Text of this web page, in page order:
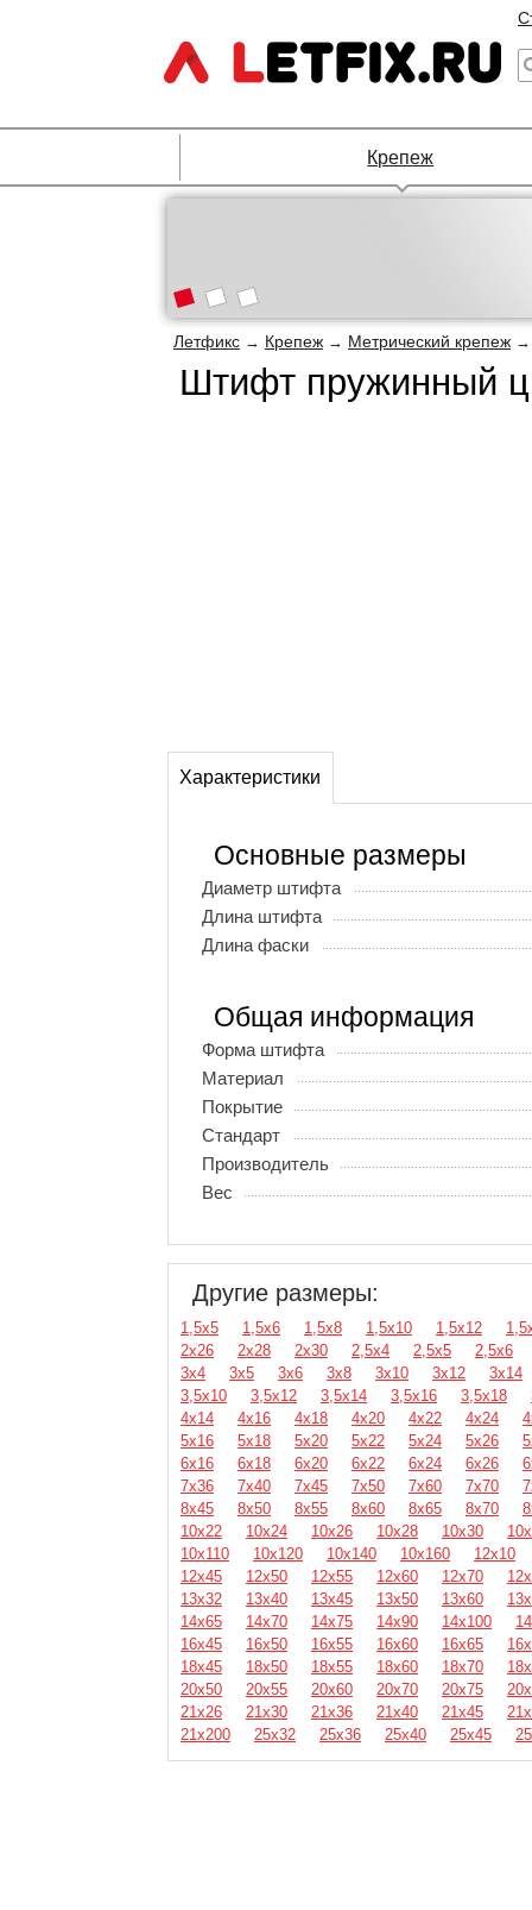
Крепеж
Летфикс → Крепеж → Метрический крепеж
Штифт пружинный
Характеристики
Основные размеры
Диаметр штифта
Длина штифта
Длина фаски
Общая информация
Форма штифта
Материал
Покрытие
Стандарт
Производитель
Вес
Другие размеры:
1,5х5 1,5х6 1,5х8 1,5х10 1,5х12
2х26
2х28 2х30 2,5х4 2,5х5
2,5х6
3х4
3х5 3х6 3х8 3х10 3х12
3х14
3,5х10
3,5х12 3,5х14 3,5х16 3,5х18
4х14
4х16 4х18 4х20 4х22 4х24
5х16
5х18 5х20 5х22 5х24 5х26
6х16
6х18 6х20 6х22 6х24 6х26
7х36
7х40 7х45 7х50 7х60 7х70
8х45
8х50 8х55 8х60 8х65 8х70
10х22
10х24 10х26 10х28 10х30
10х110
10х120 10х140 10х160
12х10
12х45
12х50 12х55 12х60 12х70
13х32
13х40 13х45 13х50 13х60
14х65
14х70 14х75 14х90 14х100
16х45
16х50 16х55 16х60 16х65
18х45
18х50 18х55 18х60 18х70
20х50
20х55 20х60 20х70 20х75
21х26
21х30 21х36 21х40 21х45
21х200
25х32 25х36 25х40 25х45